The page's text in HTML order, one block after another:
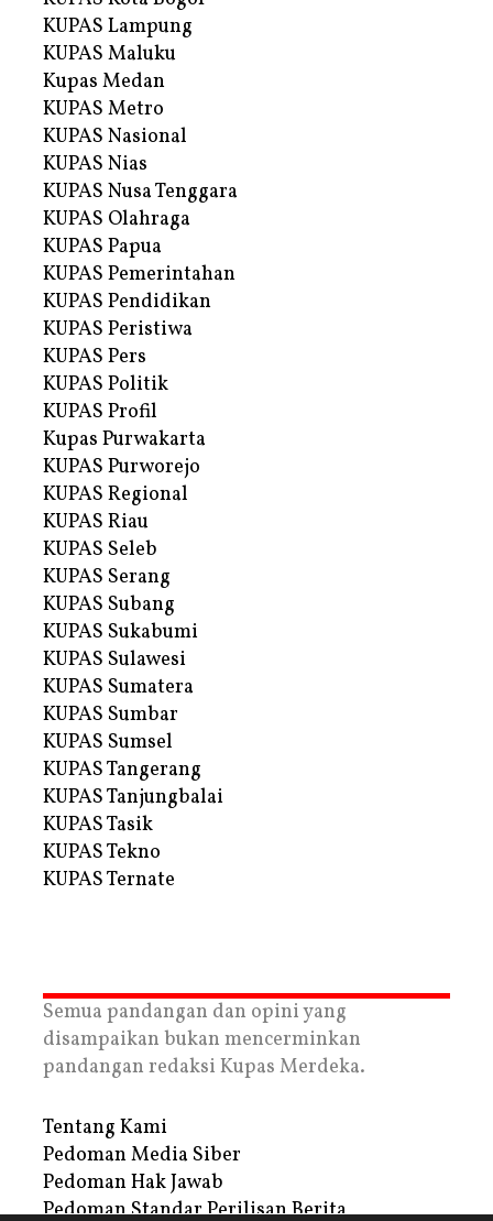
KUPAS Lampung
KUPAS Maluku
Kupas Medan
KUPAS Metro
KUPAS Nasional
KUPAS Nias
KUPAS Nusa Tenggara
KUPAS Olahraga
KUPAS Papua
KUPAS Pemerintahan
KUPAS Pendidikan
KUPAS Peristiwa
KUPAS Pers
KUPAS Politik
KUPAS Profil
Kupas Purwakarta
KUPAS Purworejo
KUPAS Regional
KUPAS Riau
KUPAS Seleb
KUPAS Serang
KUPAS Subang
KUPAS Sukabumi
KUPAS Sulawesi
KUPAS Sumatera
KUPAS Sumbar
KUPAS Sumsel
KUPAS Tangerang
KUPAS Tanjungbalai
KUPAS Tasik
KUPAS Tekno
KUPAS Ternate
Semua pandangan dan opini yang
disampaikan bukan mencerminkan
pandangan redaksi Kupas Merdeka.
Tentang Kami
Pedoman Media Siber
Pedoman Hak Jawab
Pedoman Standar Perilisan Berita